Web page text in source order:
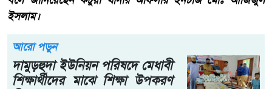
ইসলাম।
আরো পড়ুন
দামুড়হুদা ইউনিয়ন পরিষদে মেধাবী
শিক্ষার্থীদের মাঝে শিক্ষা উপকরণ